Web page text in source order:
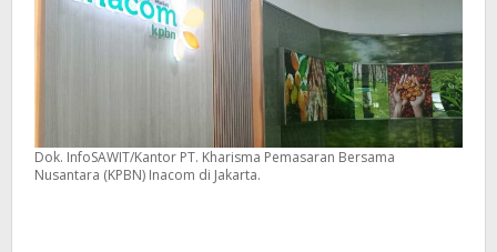
Dok. InfoSAWIT/Kantor PT. Kharisma Pemasaran Bersama
Nusantara (KPBN) Inacom di Jakarta.